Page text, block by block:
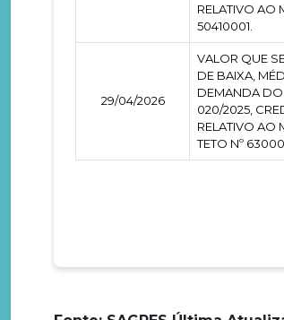
RELATIVO AO
50410001.
29/04/2026
VALOR QUE
DE BAIXA,
DEMANDA DO
020/2025,
RELATIVO AO
TETO Nº